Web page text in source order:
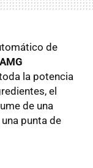
de
la potencia
el
de una
una punta de